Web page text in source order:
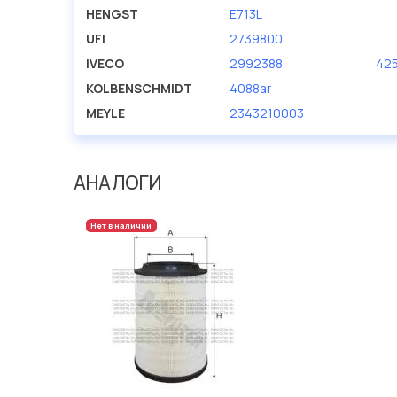
HENGST
E713L
UFI
2739800
IVECO
2992388
KOLBENSCHMIDT
4088ar
MEYLE
2343210003
АНАЛОГИ
Нет в наличии